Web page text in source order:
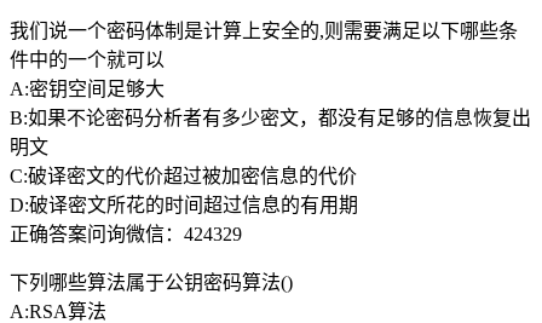
我们说一个密码体制是计算上安全的,则需要满足以下哪些条
件中的一个就可以
A:密钥空间足够大
B:如果不论密码分析者有多少密文，都没有足够的信息恢复出
明文
C:破译密文的代价超过被加密信息的代价
D:破译密文所花的时间超过信息的有用期
正确答案问询微信：424329
下列哪些算法属于公钥密码算法()
A:RSA算法